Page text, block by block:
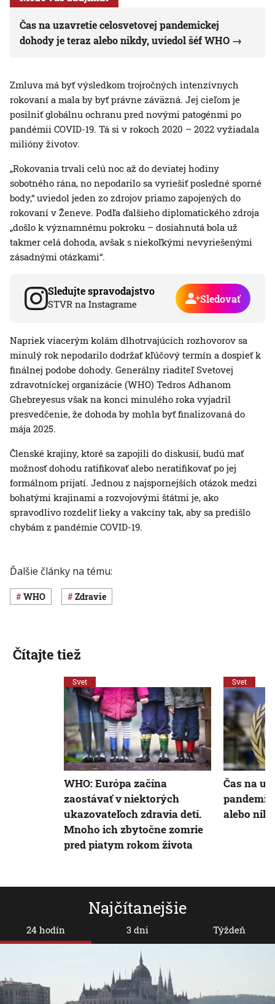
Čas na uzavretie celosvetovej pandemickej
dohody je teraz alebo nikdy, uviedol šéf WHO
Zmluva má byť výsledkom trojročných intenzívnych
rokovaní a mala by byť právne záväzná. Jej cieľom je
posilniť globálnu ochranu pred novými patogénmi po
pandémii COVID-19. Tá si v rokoch 2020 – 2022 vyžiadala
milióny životov.
„Rokovania trvali celú noc až do deviatej hodiny
sobotného rána, no nepodarilo sa vyriešiť posledné sporné
body,“ uviedol jeden zo zdrojov priamo zapojených do
rokovaní v Ženeve. Podľa ďalšieho diplomatického zdroja
„došlo k významnému pokroku – dosiahnutá bola už
takmer celá dohoda, avšak s niekoľkými nevyriešenými
zásadnými otázkami“.
Sledujte spravodajstvo
STVR na Instagrame Sledovať
Napriek viacerým kolám dlhotrvajúcich rozhovorov sa
minulý rok nepodarilo dodržať kľúčový termín a dospieť k
finálnej podobe dohody. Generálny riaditeľ Svetovej
zdravotníckej organizácie (WHO) Tedros Adhanom
Ghebreyesus však na konci minulého roka vyjadril
presvedčenie, že dohoda by mohla byť finalizovaná do
mája 2025.
Členské krajiny, ktoré sa zapojili do diskusií, budú mať
možnosť dohodu ratifikovať alebo neratifikovať po jej
formálnom prijatí. Jednou z najspornejších otázok medzi
bohatými krajinami a rozvojovými štátmi je, ako
spravodlivo rozdeliť lieky a vakcíny tak, aby sa predišlo
chybám z pandémie COVID-19.
Ďalšie články na tému:
WHO Zdravie
Najčítanejšie
24 hodín 3 dni Týždeň
Čítajte tiež
Svet
WHO: Európa začína
zaostávať v niektorých
ukazovateľoch zdravia detí.
Mnoho ich zbytočne zomrie
pred piatym rokom života
Svet
Čas na
alebo